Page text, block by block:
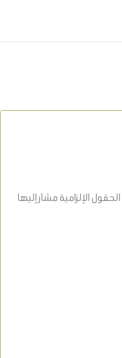
الحقول الإلزامية مشار إليها